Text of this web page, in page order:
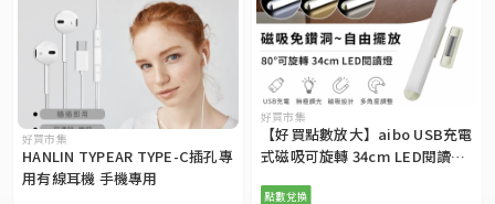
好買市集
【好買點數放大】aibo USB充電
式磁吸可旋轉 34cm LED閱讀燈
點數兌換
好買市集
HANLIN TYPEAR TYPE-C插孔專
用有線耳機 手機專用